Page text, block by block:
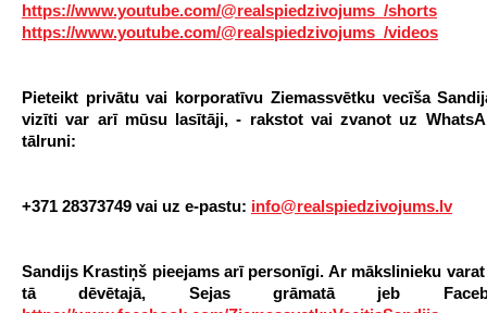
https://www.youtube.com/@realspiedzivojums_/shorts
https://www.youtube.com/@realspiedzivojums_/videos
Pieteikt privātu vai korporatīvu Ziemassvētku vecīša
vizīti var arī mūsu lasītāji, - rakstot vai zvanot uz
tālruni:
+371 28373749 vai uz e-pastu: info@realspiedzivojums.lv
Sandijs Krastiņš pieejams arī personīgi. Ar mākslinieku
tā dēvētajā, Sejas grāmatā jeb